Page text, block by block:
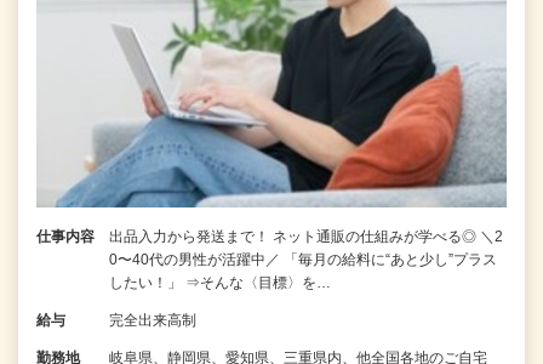
仕事内容
出品入力から発送まで！ ネット通販の仕組みが学べる◎ ＼2
0〜40代の男性が活躍中／ 「毎月の給料に“あと少し”プラス
したい！」 ⇒そんな〈目標〉を…
給与 完全出来高制
勤務地
岐阜県、静岡県、愛知県、三重県内、他全国各地のご自宅